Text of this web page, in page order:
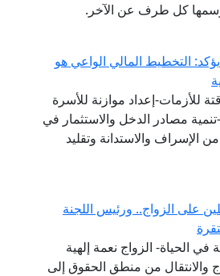
يرسمها كل طرف عن الآخر.
التخطيط المالي الواعي هو
للأزمات-إعداد موازنة للأسرة
تنمية مصادر الدخل والاستثمار في
الإسراف والاستدانة وتقليد
على الزواج.. ورئيس اللجنة
الحياة- الزواج نعمة إلهية
والانتقال من منطق الحقوق إلى